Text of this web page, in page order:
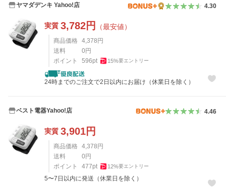
ヤマダデンキ Yahoo!店 4.30
実質 3,782円 （最安値）
商品価格 4,378 円
送料
0 円
ポイント
596pt 15%要エントリー
24時までのご注文で2日以内にお届け（休業日を除く）
ベスト電器Yahoo!店 4.46
実質 3,901円
商品価格 4,378円
送料
0円
ポイント
477pt 12%要エントリー
5〜7日以内に発送（休業日を除く）